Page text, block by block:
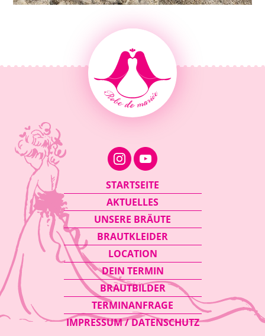
Navigation
überspringen
STARTSEITE
AKTUELLES
UNSERE BRÄUTE
BRAUTKLEIDER
LOCATION
DEIN TERMIN
BRAUTBILDER
TERMINANFRAGE
IMPRESSUM / DATENSCHUTZ